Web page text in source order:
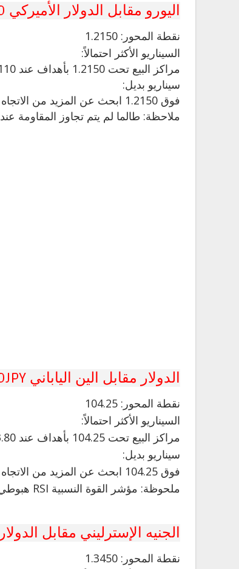
اليورو مقابل الدولار الأميركي EURUSD
نقطة المحور: 1.2150
السيناريو الأكثر احتمالاً:
مراكز البيع تحت 1.2150 بأهداف عند 1.2110 و 1.2090 في التمديد.
سيناريو بديل:
فوق 1.2150 ابحث عن المزيد من الاتجاه الصعودي مع 1.2175 و 1.2200 كأهداف.
ملاحظة: طالما لم يتم تجاوز المقاومة عند 1.2150 ، فإن خطر الاختراق تحت 1.2110 يظل مرتفعًا.
الدولار مقابل الين الياباني USDJPY
نقطة المحور: 104.25
السيناريو الأكثر احتمالاً:
مراكز البيع تحت 104.25 بأهداف عند 103.80 و 103.65 في التمديد.
سيناريو بديل:
فوق 104.25 ابحث عن المزيد من الاتجاه الصعودي مع 104.40 و 104.55 كأهداف.
ملحوظة: مؤشر القوة النسبية RSI هبوطي ويدعو إلى مزيد من الانخفاض.
الجنيه الإسترليني مقابل الدولار GBPUSD
نقطة المحور: 1.3450